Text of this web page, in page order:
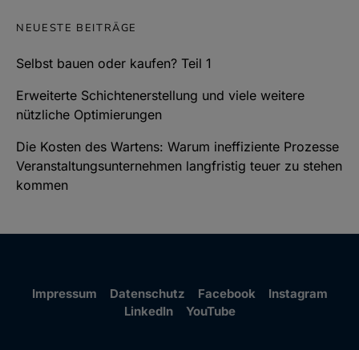
NEUESTE BEITRÄGE
Selbst bauen oder kaufen? Teil 1
Erweiterte Schichtenerstellung und viele weitere
nützliche Optimierungen
Die Kosten des Wartens: Warum ineffiziente Prozesse
Veranstaltungsunternehmen langfristig teuer zu stehen
kommen
Impressum Datenschutz Facebook
Instagram
LinkedIn
YouTube